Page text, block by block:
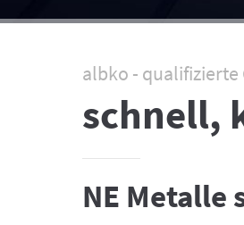
albko -
schnell,
NE Metalle